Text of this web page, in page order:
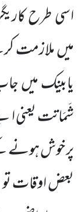
اسی طرح
میں ملازمت
یابینک میں
شَمَاتت یعنی
پر خوش ہونے
بعض اوقات